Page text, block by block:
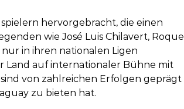
hervorgebracht, die einen
wie José Luis Chilavert, Roque
in ihren nationalen Ligen
Land auf internationaler Bühne mit
von zahlreichen Erfolgen geprägt
zu bieten hat.